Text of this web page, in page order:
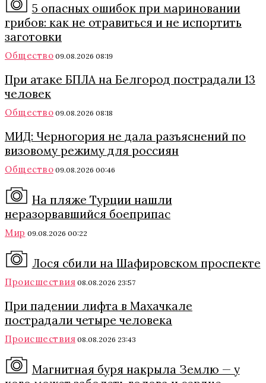
5 опасных ошибок при мариновании
грибов: как не отравиться и не испортить
заготовки
Общество 09.08.2026 08:19
При атаке БПЛА на Белгород пострадали 13
человек
Общество 09.08.2026 08:18
МИД: Черногория не дала разъяснений по
визовому режиму для россиян
Общество 09.08.2026 00:46
На пляже Турции нашли
неразорвавшийся боеприпас
Мир 09.08.2026 00:22
Лося сбили на Шафировском проспекте
Происшествия 08.08.2026 23:57
При падении лифта в Махачкале
пострадали четыре человека
Происшествия 08.08.2026 23:43
Магнитная буря накрыла Землю — у